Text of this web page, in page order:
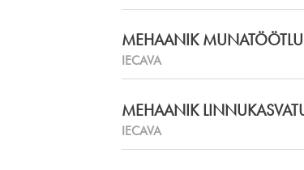
MEHAANIK
IECAVA
MEHAANIK
IECAVA